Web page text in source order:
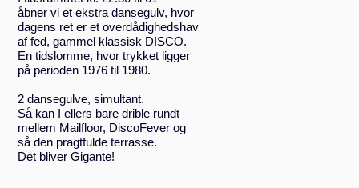
åbner vi et ekstra dansegulv, hvor
dagens ret er et overdådighedshav
af fed, gammel klassisk DISCO.
En tidslomme, hvor trykket ligger
på perioden 1976 til 1980.
2 dansegulve, simultant.
Så kan I ellers bare drible rundt
mellem Mailfloor, DiscoFever og
så den pragtfulde terrasse.
Det bliver Gigante!